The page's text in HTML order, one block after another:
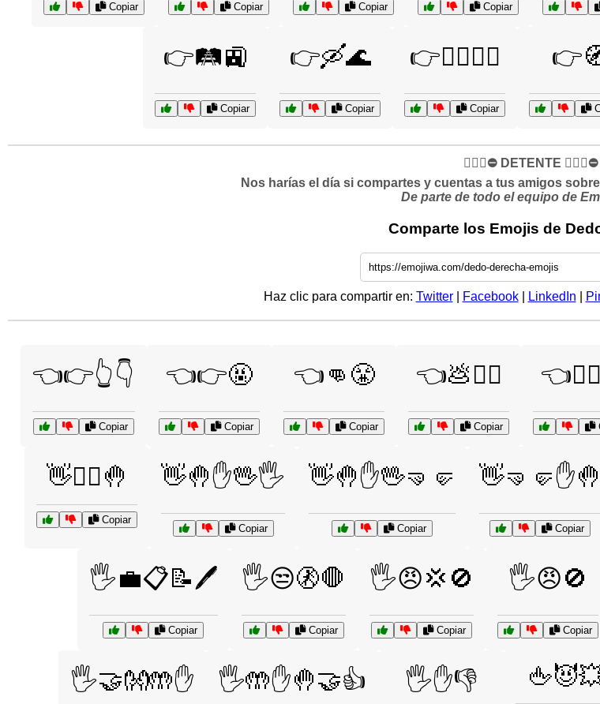
Copiar Copiar Copiar Copiar
👉🛤️🚉
Copiar
👉🛶🌊
Copiar
👉🧗‍♂️🧗‍♀️
Copiar
✋🏻🛑⛔️ DETENTE ✋🏻🛑⛔️
Nos harías el día si compartes y cuentas a tus amigos
De parte de todo el equipo de
Comparte los Emojis de
Haz clic para compartir en: Twitter| Facebook| LinkedIn
👈👉👆👇
Copiar
👈👉🤬
Copiar
👈👊😤
Copiar
👈💩🤷‍♂️
Copiar
👋🙅‍♂️🤚
Copiar
👋🤚✋🖖🖐️
Copiar
👋🤚✋🖖🤜🤛
Copiar
👋🤜🤛✋🤚
Copiar
🖐️💼📋📝🖊️
Copiar
🖐️😒🚷🛑
Copiar
🖐️😠💢🚫
Copiar
🖐️😠🚫
Copiar
🖐️🤝👐🤲✋ 🖐️🤲✋🤚🤝👍 🖐️✋👎